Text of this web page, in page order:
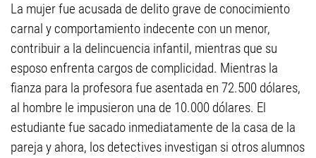
La mujer fue acusada de delito grave de conocimiento
carnal y comportamiento indecente con un menor,
contribuir a la delincuencia infantil, mientras que su
esposo enfrenta cargos de complicidad. Mientras la
fianza para la profesora fue asentada en 72.500 dólares,
al hombre le impusieron una de 10.000 dólares. El
estudiante fue sacado inmediatamente de la casa de la
pareja y ahora, los detectives investigan si otros alumnos